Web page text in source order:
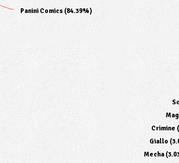
Panini Comics (84.39%)
Mecha
Giallo
Crimine